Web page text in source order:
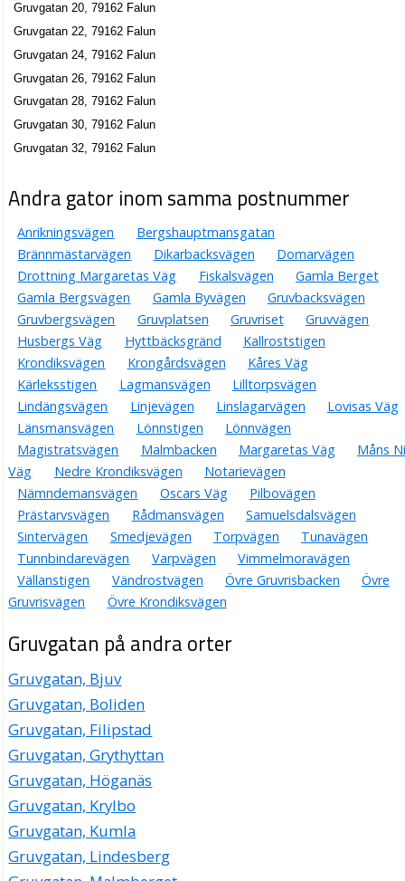
Gruvgatan 20, 79162 Falun
Gruvgatan 22, 79162 Falun
Gruvgatan 24, 79162 Falun
Gruvgatan 26, 79162 Falun
Gruvgatan 28, 79162 Falun
Gruvgatan 30, 79162 Falun
Gruvgatan 32, 79162 Falun
Andra gator inom samma postnummer
Anrikningsvägen
Bergshauptmansgatan
Brännmästarvägen
Dikarbacksvägen
Domarvägen
Drottning Margaretas Väg
Fiskalsvägen
Gamla Berget
Gamla Bergsvägen
Gamla Byvägen
Gruvbacksvägen
Gruvbergsvägen
Gruvplatsen Gruvriset
Gruvvägen
Husbergs Väg
Hyttbäcksgränd
Kallroststigen
Krondiksvägen
Krongårdsvägen
Kåres Väg
Kärleksstigen
Lagmansvägen
Lilltorpsvägen
Lindängsvägen
Linjevägen Linslagarvägen
Lovisas Väg
Länsmansvägen
Lönnstigen
Lönnvägen
Magistratsvägen
Malmbacken Margaretas Väg
Måns
Väg
Nedre Krondiksvägen
Notarievägen
Nämndemansvägen
Oscars Väg
Pilbovägen
Prästarvsvägen
Rådmansvägen
Samuelsdalsvägen
Sintervägen
Smedjevägen Torpvägen
Tunavägen
Tunnbindarevägen
Varpvägen
Vimmelmoravägen
Vällanstigen
Vändrostvägen Övre Gruvrisbacken
Övre
Gruvrisvägen
Övre Krondiksvägen
Gruvgatan på andra orter
Gruvgatan, Bjuv
Gruvgatan, Boliden
Gruvgatan, Filipstad
Gruvgatan, Grythyttan
Gruvgatan, Höganäs
Gruvgatan, Krylbo
Gruvgatan, Kumla
Gruvgatan, Lindesberg